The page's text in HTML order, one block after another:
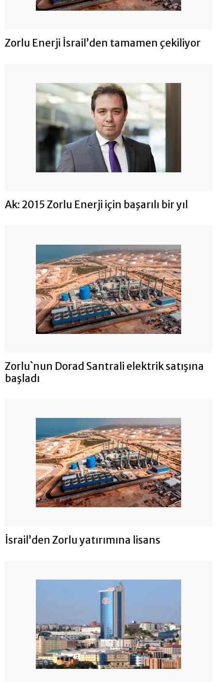
Zorlu Enerji İsrail’den tamamen çekiliyor
Ak: 2015 Zorlu Enerji için başarılı bir yıl
Zorlu`nun Dorad Santrali elektrik satışına
başladı
İsrail’den Zorlu yatırımına lisans